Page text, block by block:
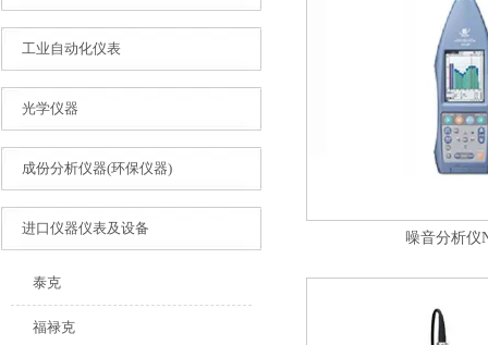
工业自动化仪表
光学仪器
成份分析仪器(环保仪器)
进口仪器仪表及设备
泰克
福禄克
噪音分析仪